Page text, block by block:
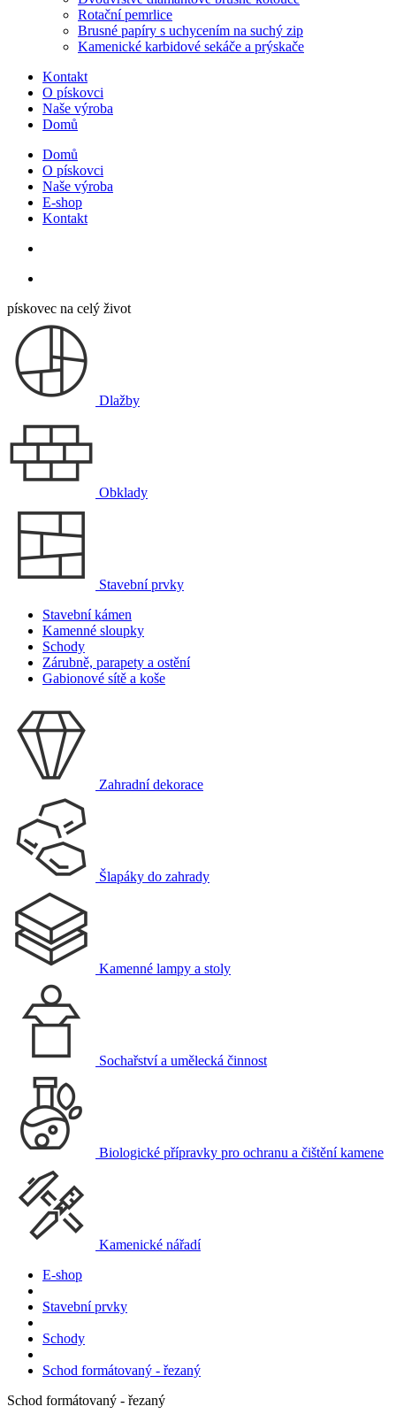
Rotační pemrlice
Brusné papíry s uchycením na suchý zip
Kamenické karbidové sekáče a prýskače
Kontakt
O pískovci
Naše výroba
Domů
Domů
O pískovci
Naše výroba
E-shop
Kontakt
pískovec na celý život
Dlažby
Obklady
Stavební prvky
Stavební kámen
Kamenné sloupky
Schody
Zárubně, parapety a ostění
Gabionové sítě a koše
Zahradní dekorace
Šlapáky do zahrady
Kamenné lampy a stoly
Sochařství a umělecká činnost
Biologické přípravky pro ochranu a čištění kamene
Kamenické nářadí
E-shop
Stavební prvky
Schody
Schod formátovaný - řezaný
Schod formátovaný - řezaný